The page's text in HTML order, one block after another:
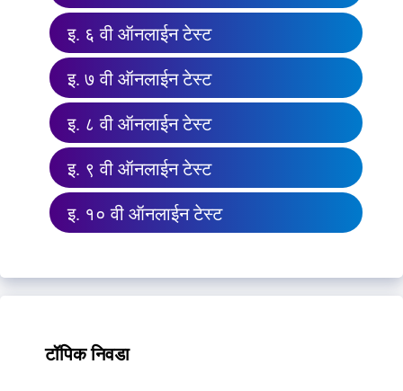
इ. ६ वी ऑनलाईन टेस्ट
इ. ७ वी ऑनलाईन टेस्ट
इ. ८ वी ऑनलाईन टेस्ट
इ. ९ वी ऑनलाईन टेस्ट
इ. १० वी ऑनलाईन टेस्ट
टॉपिक निवडा